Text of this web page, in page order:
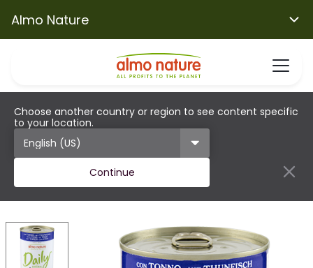
Almo Nature
Choose another country or region to see content specific
to your location.
Continue